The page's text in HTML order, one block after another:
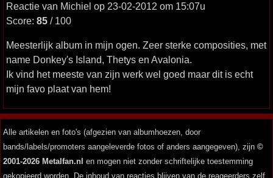
Reactie van Michiel op 23-02-2012 om 15:07u
Score: 85 / 100
Meesterlijk album in mijn ogen. Zeer sterke composities, met
name Donkey's Island, Thetys en Avalonia.
Ik vind het meeste van zijn werk wel goed maar dit is echt
mijn favo plaat van hem!
Alle artikelen en foto's (afgezien van albumhoezen, door
bands/labels/promoters aangeleverde fotos of anders aangegeven), zijn ©
2001-2026 Metalfan.nl en mogen niet zonder schriftelijke toestemming
gekopieerd worden. De inhoud van reacties blijven van de reageerders zelf.